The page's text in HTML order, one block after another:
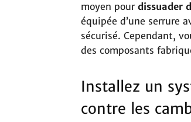
moyen pour dissuader
équipée d’une serrure
sécurisé. Cependant,
des composants
Installez un
contre les